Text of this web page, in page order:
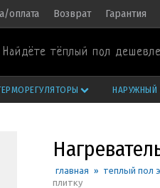
оплата Возврат Гарантия
Найдёте тёплый пол
НАРУЖНЫЙ
главная » теплый пол
плитку